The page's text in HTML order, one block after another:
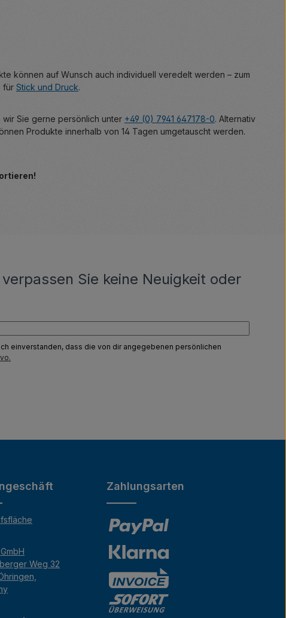
können auf Wunsch auch individuell veredelt werden – zum
für Stick und Druck.
wir Sie gerne persönlich unter +49 (0) 7941 647178-0. Alternativ
Produkte innerhalb von 14 Tagen umgetauscht werden.
Sie keine Neuigkeit oder
einverstanden, dass die von dir angegebenen persönlichen
Weg 32
Zahlungsarten